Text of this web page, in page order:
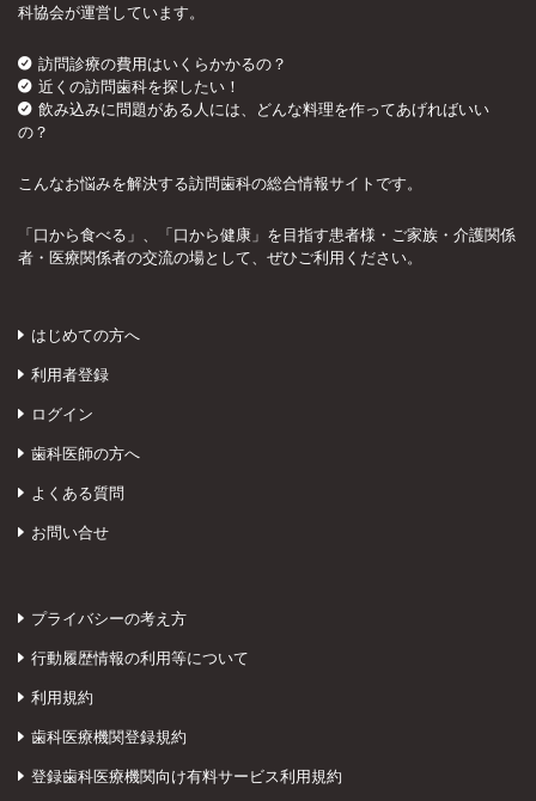
科協会が運営しています。
訪問診療の費用はいくらかかるの？
近くの訪問歯科を探したい！
飲み込みに問題がある人には、どんな料理を作ってあげればいい
の？
こんなお悩みを解決する訪問歯科の総合情報サイトです。
「口から食べる」、「口から健康」を目指す患者様・ご家族・介護関係
者・医療関係者の交流の場として、ぜひご利用ください。
はじめての方へ
利用者登録
ログイン
歯科医師の方へ
よくある質問
お問い合せ
プライバシーの考え方
行動履歴情報の利用等について
利用規約
歯科医療機関登録規約
登録歯科医療機関向け有料サービス利用規約